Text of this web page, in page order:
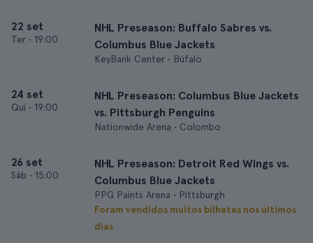
22 set
Ter • 19:00
NHL Preseason: Buffalo Sabres vs.
Columbus Blue Jackets
KeyBank Center • Búfalo
24 set
Qui • 19:00
NHL Preseason: Columbus Blue Jackets
vs. Pittsburgh Penguins
Nationwide Arena • Colombo
26 set
Sáb • 15:00
NHL Preseason: Detroit Red Wings vs.
Columbus Blue Jackets
PPG Paints Arena • Pittsburgh
Foram vendidos muitos bilhetes nos últimos
dias